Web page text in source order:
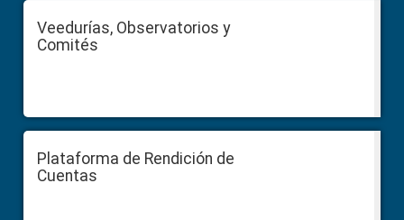
Veedurías, Observatorios y
Comités
Plataforma de Rendición de
Cuentas